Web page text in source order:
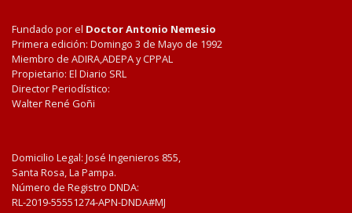
Fundado por el Doctor Antonio Nemesio
Primera edición: Domingo 3 de Mayo de 1992
Miembro de ADIRA,ADEPA y CPPAL
Propietario: El Diario SRL
Director Periodístico:
Walter René Goñi
Domicilio Legal: José Ingenieros 855,
Santa Rosa, La Pampa.
Número de Registro DNDA:
RL-2019-55551274-APN-DNDA#MJ